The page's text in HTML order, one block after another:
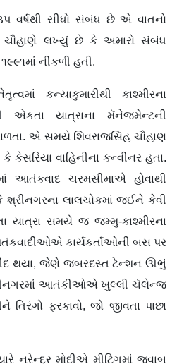
વર્ષથી સીધો સંબંધ છે એ વાતનો
ચૌહાણે લખ્યું છે કે અમારો સંબંધ
નીકળી હતી.
કન્યાકુમારીથી કાશ્મીરના
એકતા યાત્રાના મૅનેજમેન્ટની
એ સમયે શિવરાજસિંહ ચૌહાણ
કેસરિયા વાહિનીના કન્વીનર હતા.
આતંકવાદ ચરમસીમાએ હોવાથી
લાલચોકમાં જઈને કેવી
યાત્રા સમયે જ જમ્મુ-કાશ્મીરના
કાર્યકર્તાઓની બસ પર
થયા, જેણે જબરદસ્ત ટેન્શન ઊભું
આતંકીઓએ ખુલ્લી ચૅલેન્જ
ફરકાવો, જો જીવતા પાછા
નરેન્દ્ર મોદીએ મીટિંગમાં જવાબ